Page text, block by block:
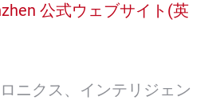
公式ウェブサイト(英
ニクス、インテリジェン